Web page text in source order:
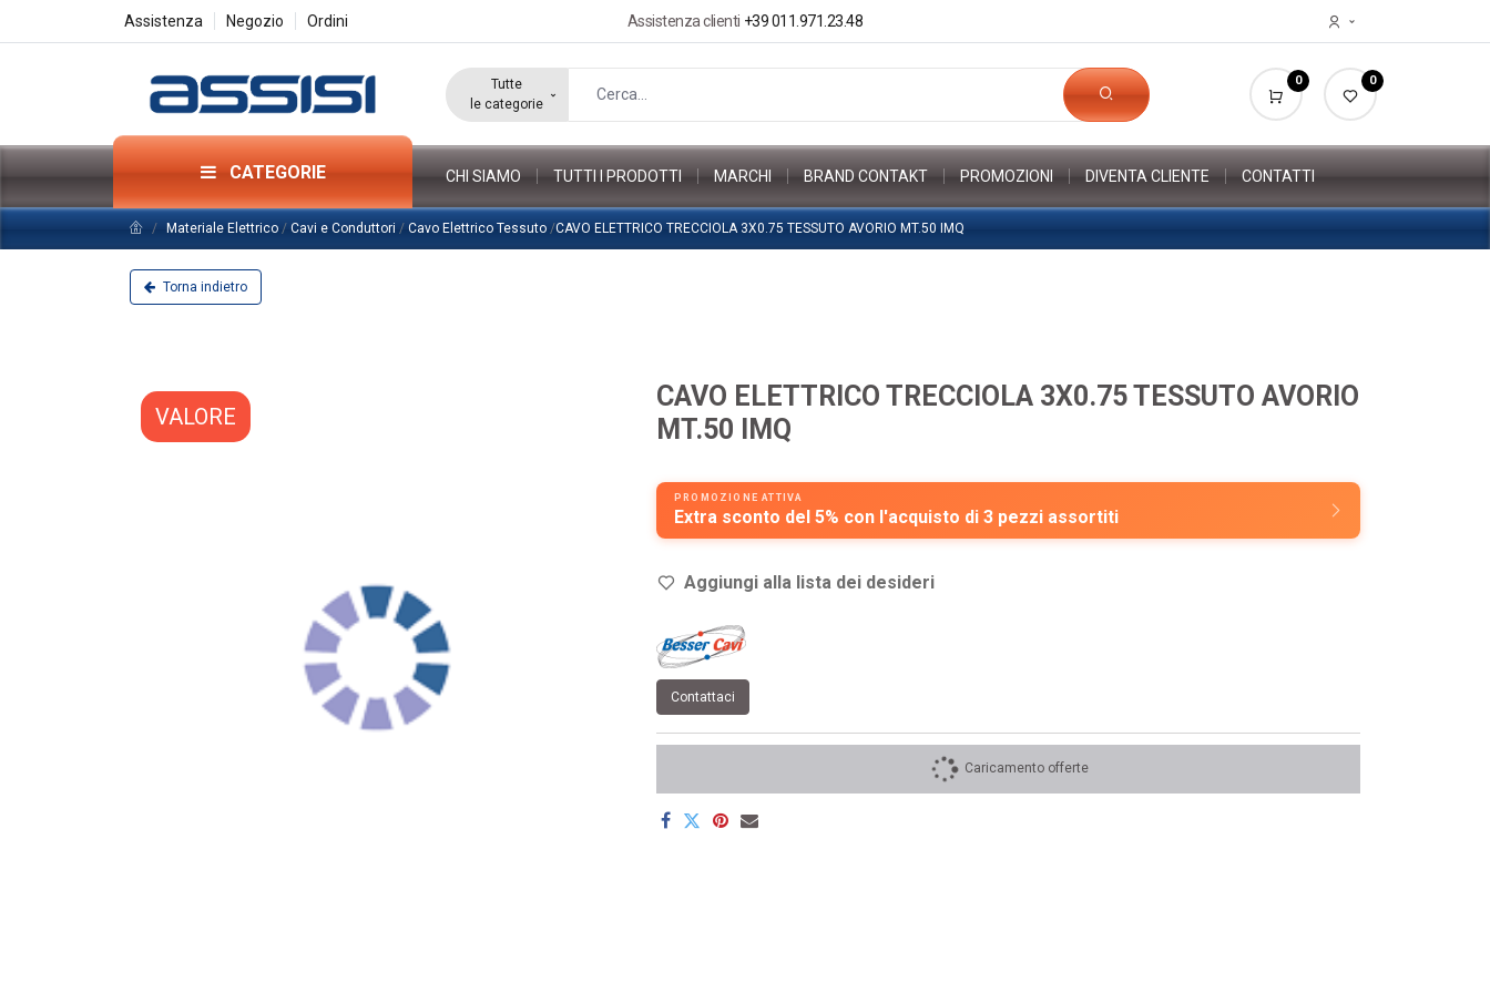
Assistenza Negozio Ordini Assistenza clienti +39 011.971.23.48
Tutte
le categorie
0 0
CATEGORIE CHI SIAMO TUTTI I PRODOTTI MARCHI BRAND CONTAKT PROMOZIONI DIVENTA CLIENTE CONTATTI
Materiale Elettrico / Cavi e Conduttori / Cavo Elettrico Tessuto /CAVO ELETTRICO TRECCIOLA 3X0.75 TESSUTO AVORIO MT.50 IMQ
Torna indietro
VALORE
CAVO ELETTRICO TRECCIOLA 3X0.75 TESSUTO AVORIO
MT.50 IMQ
PROMOZIONE ATTIVA
Extra sconto del 5% con l'acquisto di 3 pezzi assortiti
Aggiungi alla lista dei desideri
Contattaci
Caricamento offerte